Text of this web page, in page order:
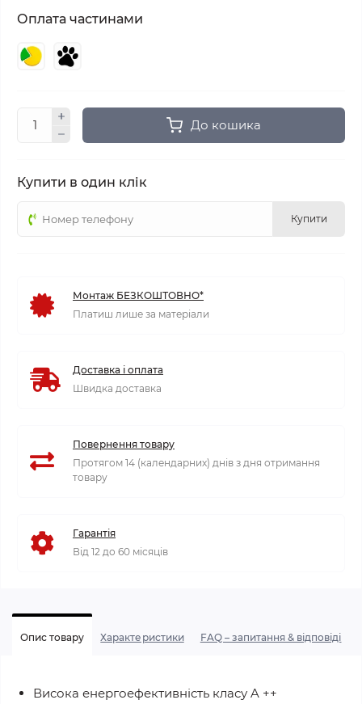
Оплата частинами
До кошика
Купити в один клік
Купити
Монтаж БЕЗКОШТОВНО*
Платиш лише за матеріали
Доставка і оплата
Швидка доставка
Повернення товару
Протягом 14 (календарних) днів з дня отримання
товару
Гарантія
Від 12 до 60 місяців
Опис товару Характеристики FAQ – запитання & відповіді
Висока енергоефективність класу A ++